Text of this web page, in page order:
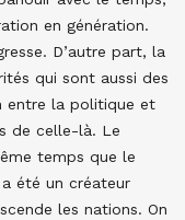
en génération.
D’autre part, la
qui sont aussi des
entre la politique et
de celle-là. Le
temps que le
été un créateur
les nations. On